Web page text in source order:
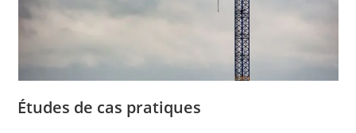
Études de cas pratiques